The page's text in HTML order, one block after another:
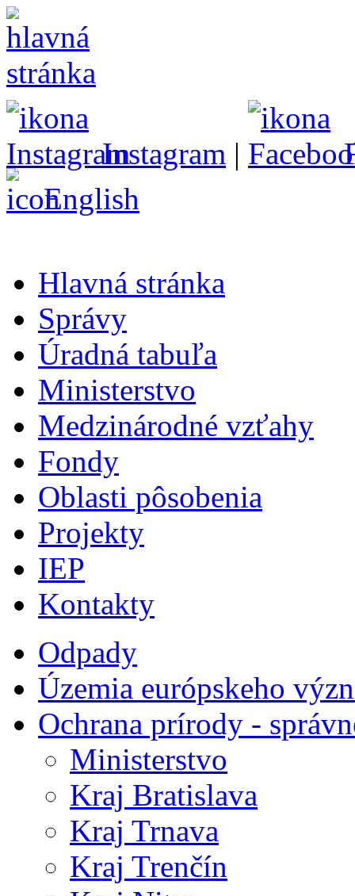
Instagram |
English
Hlavná stránka
Správy
Úradná tabuľa
Ministerstvo
Medzinárodné vzťahy
Fondy
Oblasti pôsobenia
Projekty
IEP
Kontakty
Odpady
Územia európskeho
Ochrana prírody -
Ministerstvo
Kraj Bratislava
Kraj Trnava
Kraj Trenčín